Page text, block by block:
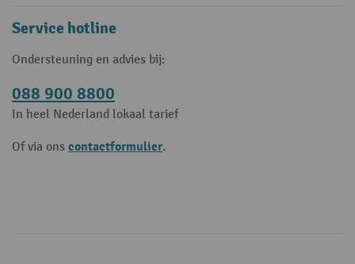
Service hotline
Ondersteuning en advies bij:
088 900 8800
In heel Nederland lokaal tarief
Of via ons contactformulier.